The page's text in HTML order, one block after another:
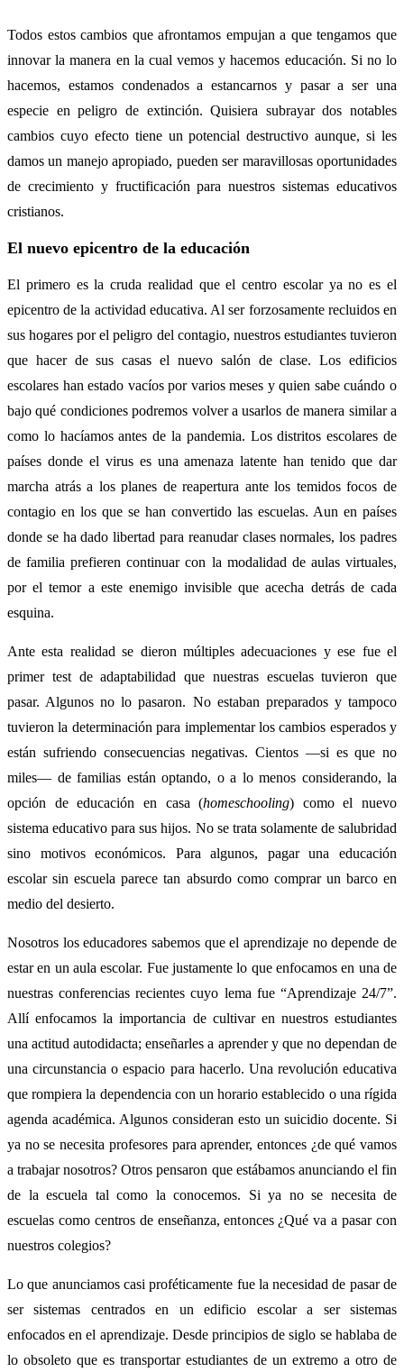
Todos estos cambios que afrontamos empujan a que tengamos que
innovar la manera en la cual vemos y hacemos educación. Si no lo
hacemos, estamos condenados a estancarnos y pasar a ser una
especie en peligro de extinción. Quisiera subrayar dos notables
cambios cuyo efecto tiene un potencial destructivo aunque, si les
damos un manejo apropiado, pueden ser maravillosas oportunidades
de crecimiento y fructificación para nuestros sistemas educativos
cristianos.
El nuevo epicentro de la educación
El primero es la cruda realidad que el centro escolar ya no es el
epicentro de la actividad educativa. Al ser forzosamente recluidos en
sus hogares por el peligro del contagio, nuestros estudiantes tuvieron
que hacer de sus casas el nuevo salón de clase. Los edificios
escolares han estado vacíos por varios meses y quien sabe cuándo o
bajo qué condiciones podremos volver a usarlos de manera similar a
como lo hacíamos antes de la pandemia. Los distritos escolares de
países donde el virus es una amenaza latente han tenido que dar
marcha atrás a los planes de reapertura ante los temidos focos de
contagio en los que se han convertido las escuelas. Aun en países
donde se ha dado libertad para reanudar clases normales, los padres
de familia prefieren continuar con la modalidad de aulas virtuales,
por el temor a este enemigo invisible que acecha detrás de cada
esquina.
Ante esta realidad se dieron múltiples adecuaciones y ese fue el
primer test de adaptabilidad que nuestras escuelas tuvieron que
pasar. Algunos no lo pasaron. No estaban preparados y tampoco
tuvieron la determinación para implementar los cambios esperados y
están sufriendo consecuencias negativas. Cientos —si es que no
miles— de familias están optando, o a lo menos considerando, la
opción de educación en casa (homeschooling) como el nuevo
sistema educativo para sus hijos. No se trata solamente de salubridad
sino motivos económicos. Para algunos, pagar una educación
escolar sin escuela parece tan absurdo como comprar un barco en
medio del desierto.
Nosotros los educadores sabemos que el aprendizaje no depende de
estar en un aula escolar. Fue justamente lo que enfocamos en una de
nuestras conferencias recientes cuyo lema fue “Aprendizaje 24/7”.
Allí enfocamos la importancia de cultivar en nuestros estudiantes
una actitud autodidacta; enseñarles a aprender y que no dependan de
una circunstancia o espacio para hacerlo. Una revolución educativa
que rompiera la dependencia con un horario establecido o una rígida
agenda académica. Algunos consideran esto un suicidio docente. Si
ya no se necesita profesores para aprender, entonces ¿de qué vamos
a trabajar nosotros? Otros pensaron que estábamos anunciando el fin
de la escuela tal como la conocemos. Si ya no se necesita de
escuelas como centros de enseñanza, entonces ¿Qué va a pasar con
nuestros colegios?
Lo que anunciamos casi proféticamente fue la necesidad de pasar de
ser sistemas centrados en un edificio escolar a ser sistemas
enfocados en el aprendizaje. Desde principios de siglo se hablaba de
lo obsoleto que es transportar estudiantes de un extremo a otro de